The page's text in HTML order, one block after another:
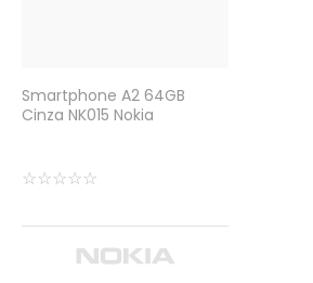
Smartphone A2 64GB
Cinza NK015 Nokia
☆☆☆☆☆